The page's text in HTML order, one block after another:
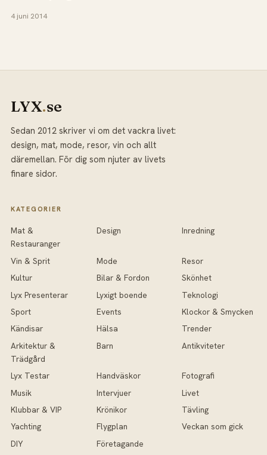
4 juni 2014
LYX.se
Sedan 2012 skriver vi om det vackra livet:
design, mat, mode, resor, vin och allt
däremellan. För dig som njuter av livets
finare sidor.
KATEGORIER
Mat &
Restauranger
Design Inredning
Vin & Sprit Mode
Resor
Kultur
Bilar & Fordon
Skönhet
Lyx Presenterar
Lyxigt boende
Teknologi
Sport
Events
Klockor & Smycken
Kändisar
Hälsa
Trender
Arkitektur &
Trädgård
Barn Antikviteter
Lyx Testar Handväskor
Fotografi
Musik
Intervjuer
Livet
Klubbar & VIP
Krönikor
Tävling
Yachting
Flygplan
Veckan som gick
DIY
Företagande